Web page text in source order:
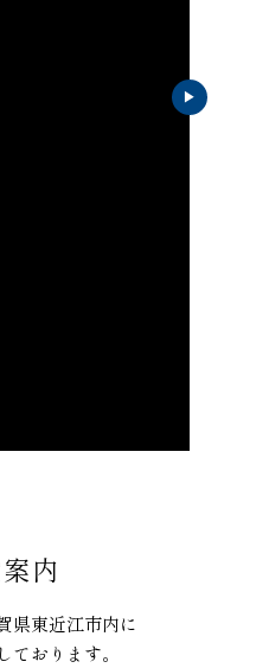
内
県東近江市内に
ております。